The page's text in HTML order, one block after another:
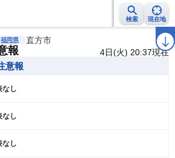
検索 現在地
地震情報 ラ
福岡県 直方市
報 4日(火) 20:37現在
意報
なし
なし
なし